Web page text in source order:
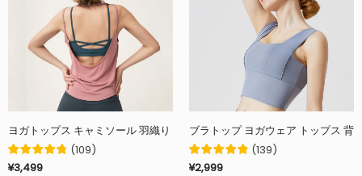
ヨガトップス キャミソール 羽織り 全5色 ランニング 通気性 背中開き 速
(109)
¥3,499
ブラトップ ヨガウェア トップス 背
(139)
¥2,999